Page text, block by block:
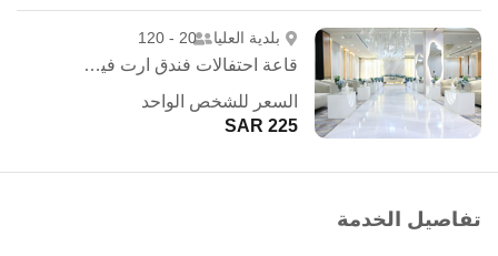
بلدية العليا 20 - 120
قاعة احتفالات فندق ارت فيو - الرياض
السعر للشخص الواحد
225 SAR
تفاصيل الخدمة